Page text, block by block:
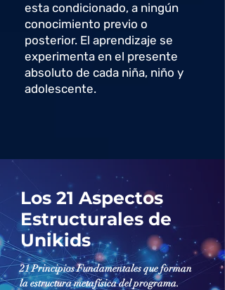
esta condicionado, a ningún
conocimiento previo o
posterior. El aprendizaje se
experimenta en el presente
absoluto de cada niña, niño y
adolescente.
Los 21 Aspectos
Estructurales de
Unikids
21 Principios Fundamentales que forman
la estructura metafísica del programa.